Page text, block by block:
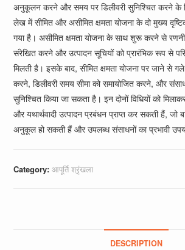
अनुकूलन करने और समय पर डिलीवरी सुनिश्चित करने के
लेख में सीमित और असीमित क्षमता योजना के दो मुख्य
गया है। असीमित क्षमता योजना के साथ शुरू करने से
संरेखित करने और उत्पादन सूचियों को प्रारंभिक रूप से
मिलती है। इसके बाद, सीमित क्षमता योजना पर जाने से
करने, डिलीवरी समय सीमा को समायोजित करने, और
सुनिश्चित किया जा सकता है। इन दोनों विधियों को
और यथार्थवादी उत्पादन प्रबंधन प्राप्त कर सकती हैं, जो
अनुकूल हो सकती हैं और उपलब्ध संसाधनों का प्रभावी
Category:आपूर्ति श्रृंखला
DESCRIPTION